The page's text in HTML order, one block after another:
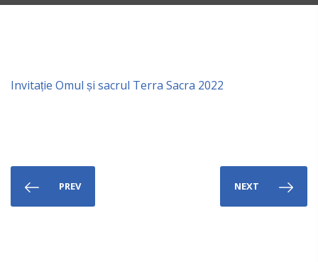
Invitație Omul și sacrul Terra Sacra 2022
PREV NEXT